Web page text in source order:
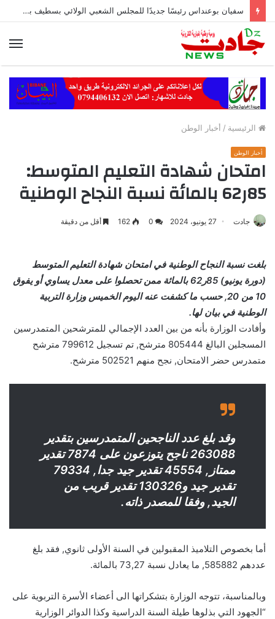
سفيان بوعنداس رئيسًا جديدًا للمجلس الشعبي الولائي بسطيف بالأغلبية
الرئيسية / أخبار الوطن
أخبار الوطن
امتحان شهادة التعليم المتوسط:
85ر62 بالمائة نسبة النجاح الوطنية
جادت 27 يونيو، 2024 0
162 أقل من دقيقة
بلغت نسبة النجاح الوطنية في امتحان شهادة التعليم المتوسط
(دورة يونيو) 85ر62 بالمائة ممن تحصلوا على معدل يساوي أو يفوق
10 من 20, حسب ما كشفت عنه اليوم الخميس وزارة التربية
الوطنية في بيان لها.
وأفادت الوزارة بأنه من بين العدد الإجمالي للمترشحين المتمدرسين
المسجلين البالغ 805444 مترشح, تم تسجيل 799612 مترشح
متمدرس حضر الامتحان, نجح منهم 502521 مترشح.
وقد بلغ عدد الناجحين المتمدرسين بتقدير
263088 ناجح يتوزعون على 7874 تقدير
تقدير جيد و130326 تقدير قريب من
الجيد, وفقا للمصدر ذاته.
أما بخصوص التلاميذ المقبولين في السنة الأولى ثانوي, فقد بلغ
عددهم 585882, ما يعادل نسبة 73,27 بالمائة.
وبالمناسبة، تتوجه الوزارة بتشكراتها الى أعضاء الأسرة التربوية على
“الجهود التي بذلوها طيلة السنة الدراسية وكذا الدوائر الوزارية